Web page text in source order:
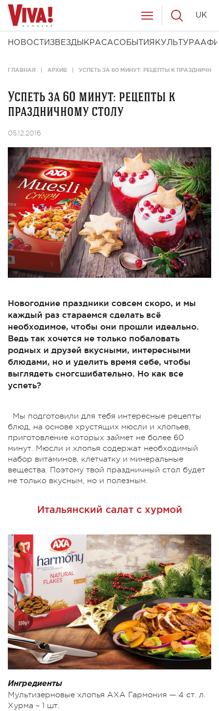
НОВОСТИ ЗВЕЗДЫ КРАСАСОБЫТИЯ КУЛЬТУРА
UK
ГЛАВНАЯ АРХИВ УСПЕТЬ ЗА 60 МИНУТ: РЕЦЕПТЫ К
Успеть за 60 минут: рецепты к
праздничному столу
05.12.2016
Новогодние праздники совсем скоро, и мы
каждый раз стараемся сделать всё
необходимое, чтобы они прошли идеально.
Ведь так хочется не только побаловать
родных и друзей вкусными, интересными
блюдами, но и уделить время себе, чтобы
выглядеть сногсшибательно. Но как все
успеть?
Мы подготовили для тебя интересные рецепты
блюд, на основе хрустящих мюсли и хлопьев,
приготовление которых займет не более 60
минут. Мюсли и хлопья содержат необходимый
набор витаминов, клетчатку и минеральные
вещества. Поэтому твой праздничный стол будет
не только вкусным, но и полезным.
Итальянский салат с хурмой
Ингредиенты
Мультизерновые хлопья AXA Гармония — 4 ст. л.
Хурма – 1 шт.